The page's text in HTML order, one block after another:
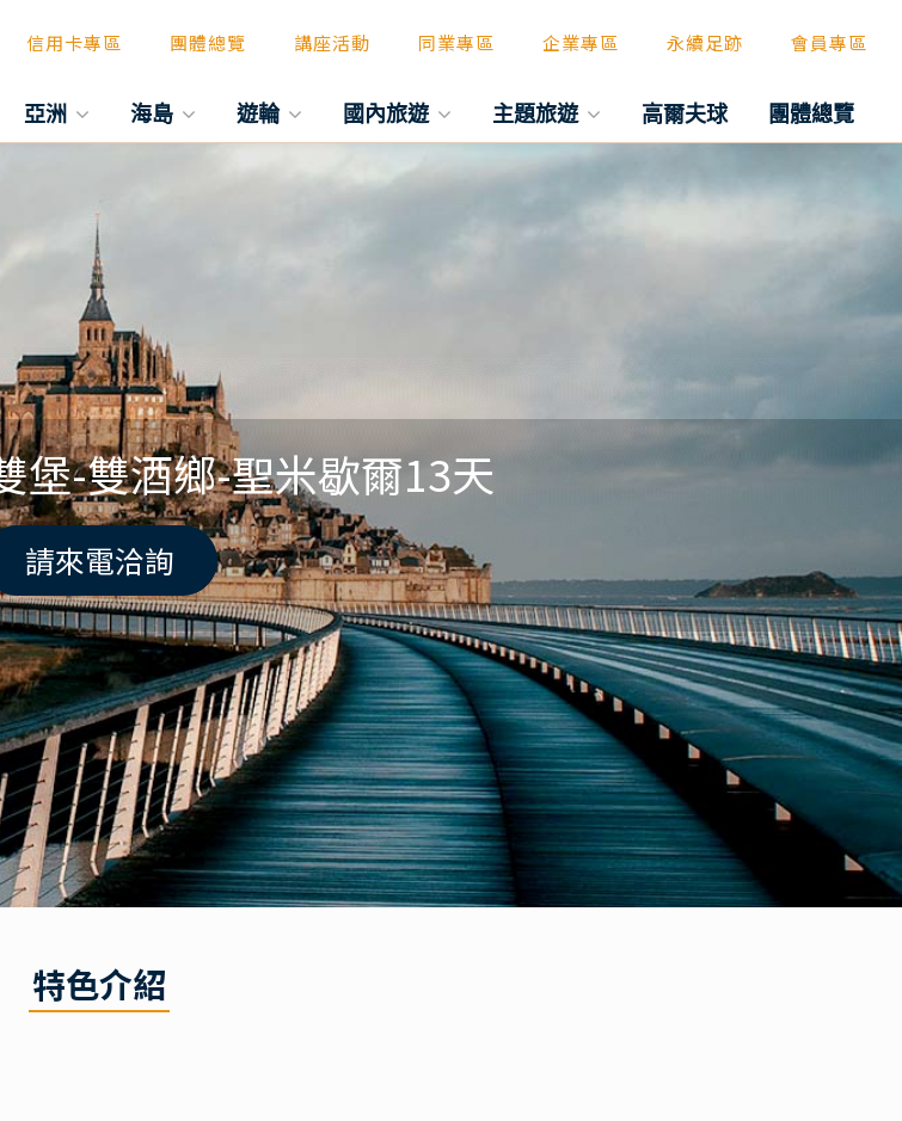
信用卡專區 團體總覽 講座活動 同業專區 企業專區 永續足跡 會員專區
亞洲 海島 遊輪 國內旅遊 主題旅遊 高爾夫球 團體總覽
堡-雙酒鄉-聖米歇爾13天
請來電洽詢
特色介紹